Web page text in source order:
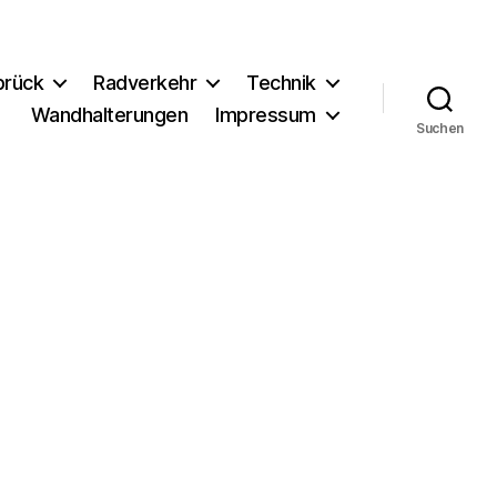
Radverkehr
Technik
Wandhalterungen
Impressum
Suchen